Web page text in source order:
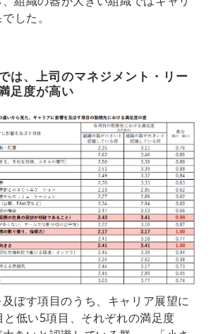
した。
は、上司のマネジメント・リー
足度が高い
ぼす項目のうち、キャリア展望に
低い5項目、それぞれの満足度